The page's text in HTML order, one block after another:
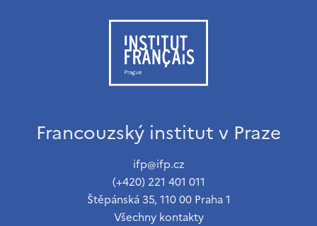
Francouzský institut v Praze
ifp@ifp.cz
(+420) 221 401 011
Štěpánská 35, 110 00 Praha 1
Všechny kontakty